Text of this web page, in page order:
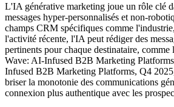
L'IA générative marketing joue un rôle clé
messages hyper-personnalisés et non-
champs CRM spécifiques comme
l'activité récente, l'IA peut rédiger des
pertinents pour chaque destinataire,
Wave: AI-Infused B2B Marketing
Infused B2B Marketing Platforms, Q4
briser la monotonie des communications
connexion plus authentique avec les